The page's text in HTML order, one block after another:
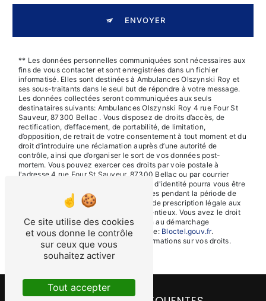
ENVOYER
** Les données personnelles communiquées sont nécessaires aux
fins de vous contacter et sont enregistrées dans un fichier
informatisé. Elles sont destinées à Ambulances Olszynski Roy et
ses sous-traitants dans le seul but de répondre à votre message.
Les données collectées seront communiquées aux seuls
destinataires suivants: Ambulances Olszynski Roy 4 rue Four St
Sauveur, 87300 Bellac . Vous disposez de droits d’accès, de
rectification, d’effacement, de portabilité, de limitation,
d’opposition, de retrait de votre consentement à tout moment et du
droit d’introduire une réclamation auprès d’une autorité de
contrôle, ainsi que d’organiser le sort de vos données post-
mortem. Vous pouvez exercer ces droits par voie postale à
l'adresse 4 rue Four St Sauveur, 87300 Bellac ou par courrier
électronique à l'adresse . Un justificatif d'identité pourra vous être
demandé. Nous conservons vos données pendant la période de
prise de contact puis pendant la durée de prescription légale aux
fins probatoires et de gestion des contentieux. Vous avez le droit
de vous inscrire sur la liste d'opposition au démarchage
téléphonique, disponible à cette adresse: Bloctel.gouv.fr.
Consultez le site cnil.fr pour plus d’informations sur vos droits.
Ce site utilise des cookies
et vous donne le contrôle
sur ceux que vous
souhaitez activer
Tout accepter